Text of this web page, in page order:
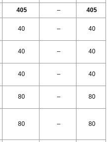
405 – 405
40 – 40
40 – 40
40 – 40
80 – 80
80 – 80